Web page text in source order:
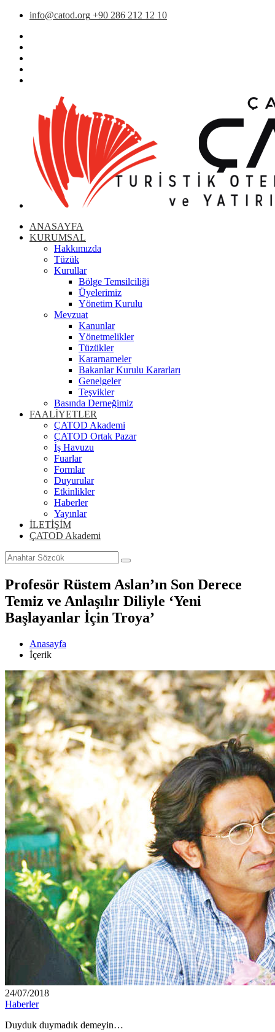
info@catod.org +90 286 212 12 10
ANASAYFA
KURUMSAL
Hakkımızda
Tüzük
Kurullar
Bölge Temsilciliği
Üyelerimiz
Yönetim Kurulu
Mevzuat
Kanunlar
Yönetmelikler
Tüzükler
Kararnameler
Bakanlar Kurulu Kararları
Genelgeler
Teşvikler
Basında Derneğimiz
FAALİYETLER
ÇATOD Akademi
ÇATOD Ortak Pazar
İş Havuzu
Fuarlar
Formlar
Duyurular
Etkinlikler
Haberler
Yayınlar
İLETİŞİM
ÇATOD Akademi
Profesör Rüstem Aslan’ın Son Derece
Temiz ve Anlaşılır Diliyle ‘Yeni
Başlayanlar İçin Troya’
Anasayfa
İçerik
24/07/2018
Haberler
Duyduk duymadık demeyin…